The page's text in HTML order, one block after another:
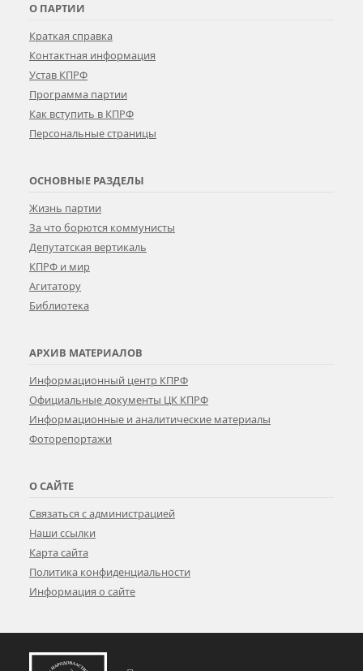
О ПАРТИИ
Краткая справка
Контактная информация
Устав КПРФ
Программа партии
Как вступить в КПРФ
Персональные страницы
ОСНОВНЫЕ РАЗДЕЛЫ
Жизнь партии
За что борются коммунисты
Депутатская вертикаль
КПРФ и мир
Агитатору
Библиотека
АРХИВ МАТЕРИАЛОВ
Информационный центр КПРФ
Официальные документы ЦК КПРФ
Информационные и аналитические материалы
Фоторепортажи
О САЙТЕ
Связаться с администрацией
Наши ссылки
Карта сайта
Политика конфиденциальности
Информация о сайте